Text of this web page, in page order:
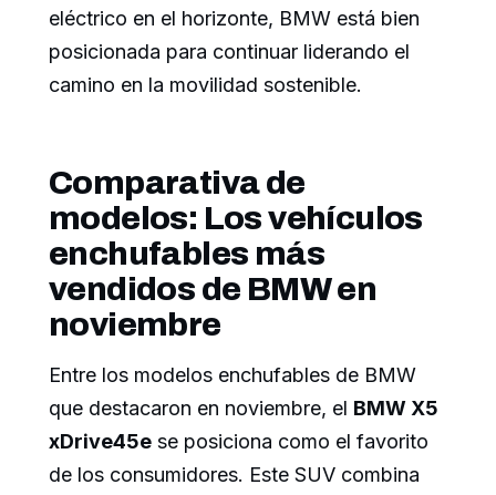
eléctrico en el horizonte, BMW está bien
posicionada para continuar liderando el
camino en la movilidad sostenible.
Comparativa de
modelos: Los vehículos
enchufables más
vendidos de BMW en
noviembre
Entre los modelos enchufables de BMW
que destacaron en noviembre, el BMW X5
xDrive45e se posiciona como el favorito
de los consumidores. Este SUV combina